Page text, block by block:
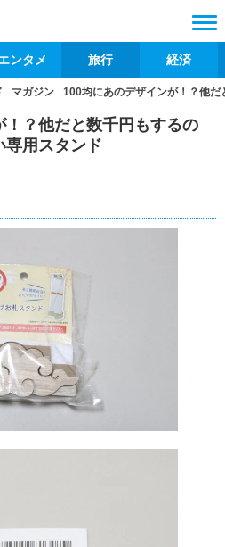
ンタメ 旅行 経済
マガジン 100均にあのデザインが！？他
？他だと数千円もするの
専用スタンド